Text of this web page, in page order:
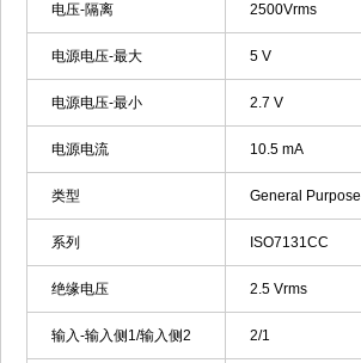
电压-隔离 2500Vrms
电源电压-最大 5 V
电源电压-最小 2.7 V
电源电流 10.5 mA
类型 General Purpose
系列 ISO7131CC
绝缘电压 2.5 Vrms
输入-输入侧1/输入侧2 2/1